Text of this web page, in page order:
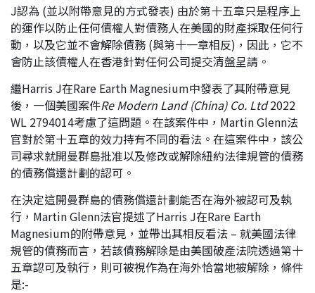
J認為 (並以附帶意見的方式發表) 由於第十五章只是程序上
的運作以防止任何債權人對債務人在美國的財產採取任何行
動，以及它並不會解除債務 (與第十一章相反)，因此，它不
會防止該債權人在香港針對任何公司提交清盤呈請。
繼Harris J在Rare Earth Magnesium中發表了其附帶意見
後，一個美國案件Re Modern Land (China) Co. Ltd2022
WL 2794014考慮了這問題。在該案件中，Martin Glenn法
官對於第十五章的效力持有不同的看法。在這案件中，該公
司尋求就開曼群島批准以及修改或解除紐約法律規管的債務
的債務償還計劃的認可。
在決定這開曼群島的債務償還計劃能否在海外被認可及執
行，Martin Glenn法官提述了Harris J在Rare Earth
Magnesium的附帶意見，並帶出其相反看法 – 就美國法律
規管的債務而言，若該債務解除是由美國破產法院透過第十
五章認可及執行，則可被視作為在海外恰當地被解除，條件
是:-